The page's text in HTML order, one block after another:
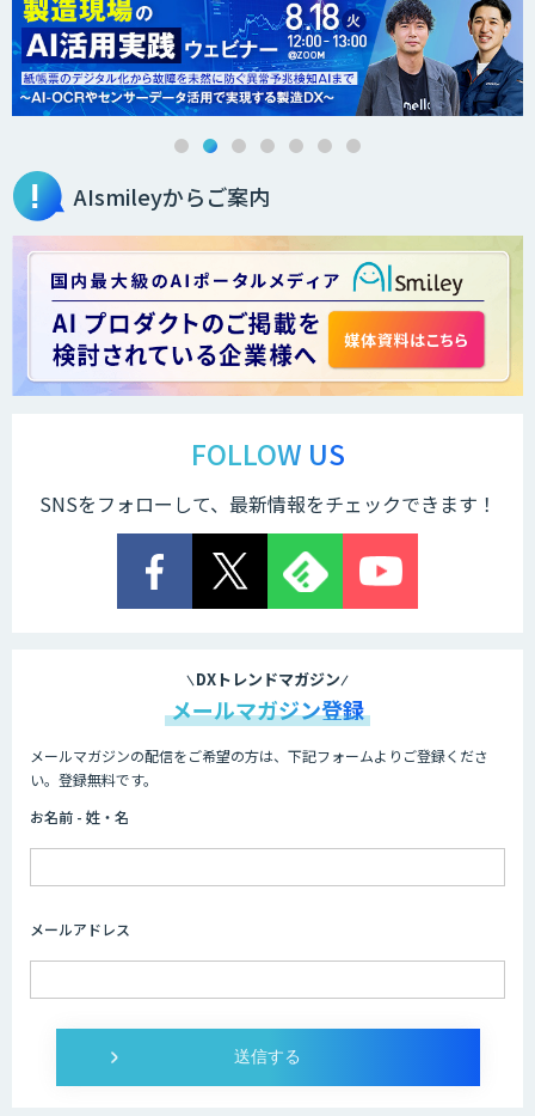
AIsmileyからご案内
FOLLOW US
SNSをフォローして、最新情報をチェックできます！
DXトレンドマガジン
メールマガジン登録
メールマガジンの配信をご希望の方は、下記フォームよりご登録くださ
い。登録無料です。
お名前 - 姓・名
メールアドレス